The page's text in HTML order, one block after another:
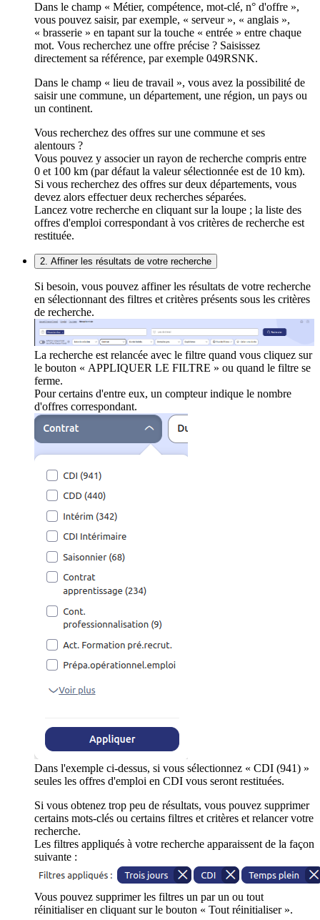
Dans le champ « Métier, compétence, mot-clé, n° d'offre »,
vous pouvez saisir, par exemple, « serveur », « anglais »,
« brasserie » en tapant sur la touche « entrée » entre chaque
mot. Vous recherchez une offre précise ? Saisissez
directement sa référence, par exemple 049RSNK.
Dans le champ « lieu de travail », vous avez la possibilité de
saisir une commune, un département, une région, un pays ou
un continent.
Vous recherchez des offres sur une commune et ses
alentours ?
Vous pouvez y associer un rayon de recherche compris entre
0 et 100 km (par défaut la valeur sélectionnée est de 10 km).
Si vous recherchez des offres sur deux départements, vous
devez alors effectuer deux recherches séparées.
Lancez votre recherche en cliquant sur la loupe ; la liste des
offres d'emploi correspondant à vos critères de recherche est
restituée.
2. Affiner les résultats de votre recherche
Si besoin, vous pouvez affiner les résultats de votre recherche
en sélectionnant des filtres et critères présents sous les critères
de recherche.
La recherche est relancée avec le filtre quand vous cliquez sur
le bouton « APPLIQUER LE FILTRE » ou quand le filtre se
ferme.
Pour certains d'entre eux, un compteur indique le nombre
d'offres correspondant.
Dans l'exemple ci-dessus, si vous sélectionnez « CDI (941) »
seules les offres d'emploi en CDI vous seront restituées.
Si vous obtenez trop peu de résultats, vous pouvez supprimer
certains mots-clés ou certains filtres et critères et relancer votre
recherche.
Les filtres appliqués à votre recherche apparaissent de la façon
suivante :
Vous pouvez supprimer les filtres un par un ou tout
réinitialiser en cliquant sur le bouton « Tout réinitialiser ».